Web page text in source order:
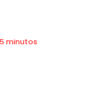
minutos